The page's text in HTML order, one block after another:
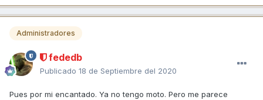
Administradores
fededb
Publicado 18 de Septiembre del 2020
Pues por mi encantado. Ya no tengo moto. Pero me parece